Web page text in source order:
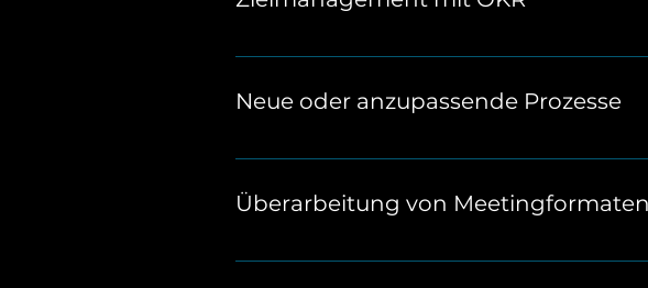
Lernt das OKR-System kennen, um
Neue oder anzupassende Prozesse
Analysiert bestehende Abläufe und erarbeitet
Überarbeitung von Meetingformaten
Wie viel Meeting-Zeit ist wirklich sinnvoll?